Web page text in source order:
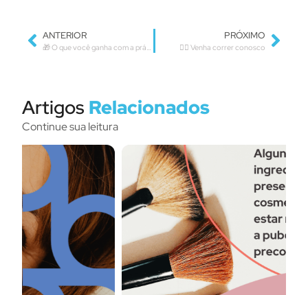
ANTERIOR PRÓXIMO
🏃‍♂️ Venha correr conosco
Artigos Relacionados
Continue sua leitura